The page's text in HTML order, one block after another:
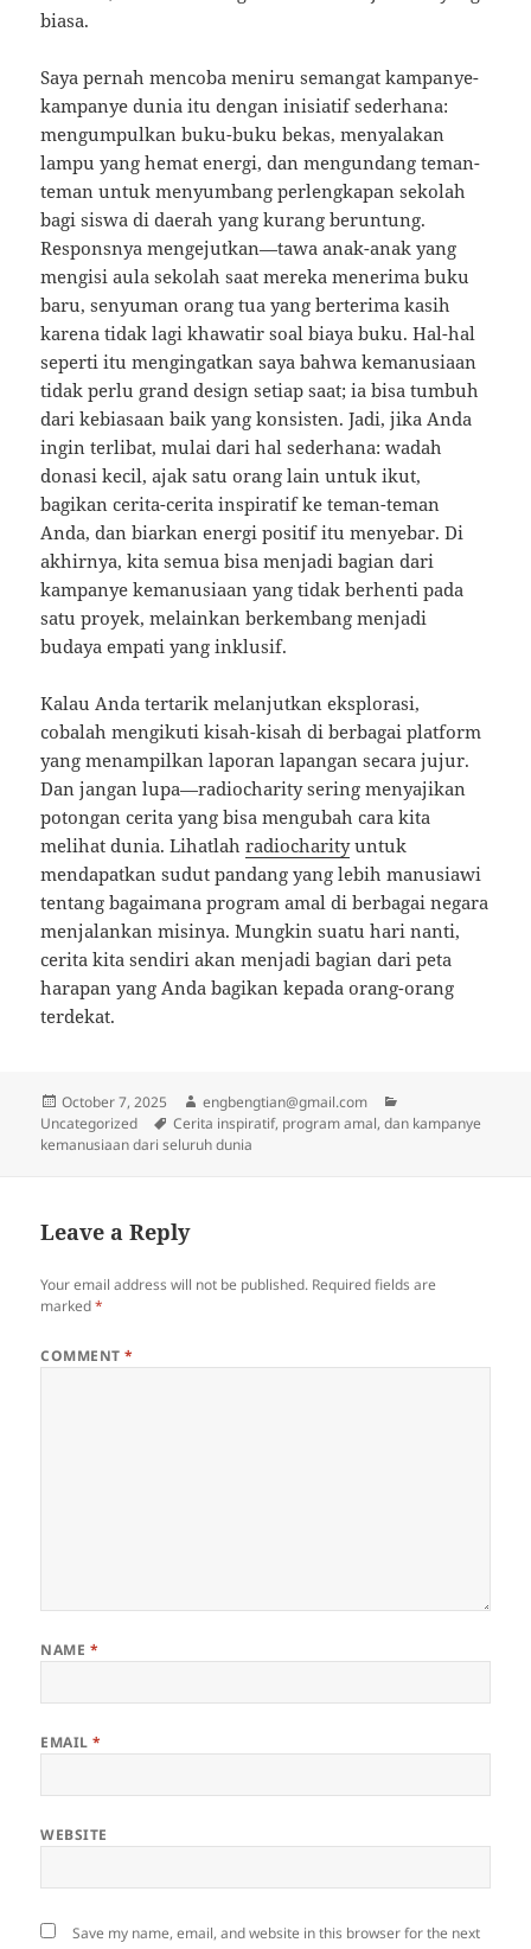
biasa.
Saya pernah mencoba meniru semangat kampanye-
kampanye dunia itu dengan inisiatif sederhana:
mengumpulkan buku-buku bekas, menyalakan
lampu yang hemat energi, dan mengundang teman-
teman untuk menyumbang perlengkapan sekolah
bagi siswa di daerah yang kurang beruntung.
Responsnya mengejutkan—tawa anak-anak yang
mengisi aula sekolah saat mereka menerima buku
baru, senyuman orang tua yang berterima kasih
karena tidak lagi khawatir soal biaya buku. Hal-hal
seperti itu mengingatkan saya bahwa kemanusiaan
tidak perlu grand design setiap saat; ia bisa tumbuh
dari kebiasaan baik yang konsisten. Jadi, jika Anda
ingin terlibat, mulai dari hal sederhana: wadah
donasi kecil, ajak satu orang lain untuk ikut,
bagikan cerita-cerita inspiratif ke teman-teman
Anda, dan biarkan energi positif itu menyebar. Di
akhirnya, kita semua bisa menjadi bagian dari
kampanye kemanusiaan yang tidak berhenti pada
satu proyek, melainkan berkembang menjadi
budaya empati yang inklusif.
Kalau Anda tertarik melanjutkan eksplorasi,
cobalah mengikuti kisah-kisah di berbagai platform
yang menampilkan laporan lapangan secara jujur.
Dan jangan lupa—radiocharity sering menyajikan
potongan cerita yang bisa mengubah cara kita
melihat dunia. Lihatlahradiocharityuntuk
mendapatkan sudut pandang yang lebih manusiawi
tentang bagaimana program amal di berbagai negara
menjalankan misinya. Mungkin suatu hari nanti,
cerita kita sendiri akan menjadi bagian dari peta
harapan yang Anda bagikan kepada orang-orang
terdekat.
Posted
on
October 7, 2025 Author
engbengtian@gmail.com
Uncategorized
Tags
Cerita inspiratif, program amal, dan kampanye
kemanusiaan dari seluruh dunia
Leave a Reply
Your email address will not be published. Required fields are
marked*
COMMENT*
NAME *
EMAIL*
WEBSITE
Save my name, email, and website in this browser for the next